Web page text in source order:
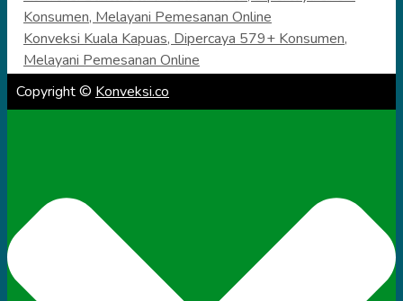
Konsumen, Melayani Pemesanan Online
Konveksi Kuala Kapuas, Dipercaya 579+ Konsumen,
Melayani Pemesanan Online
Copyright © Konveksi.co